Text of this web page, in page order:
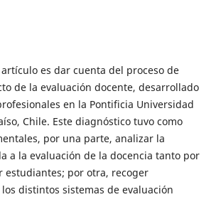
es dar cuenta del proceso de
de la evaluación docente, desarrollado
en la Pontificia Universidad
Chile. Este diagnóstico tuvo como
por una parte, analizar la
a la evaluación de la docencia tanto por
estudiantes; por otra, recoger
distintos sistemas de evaluación